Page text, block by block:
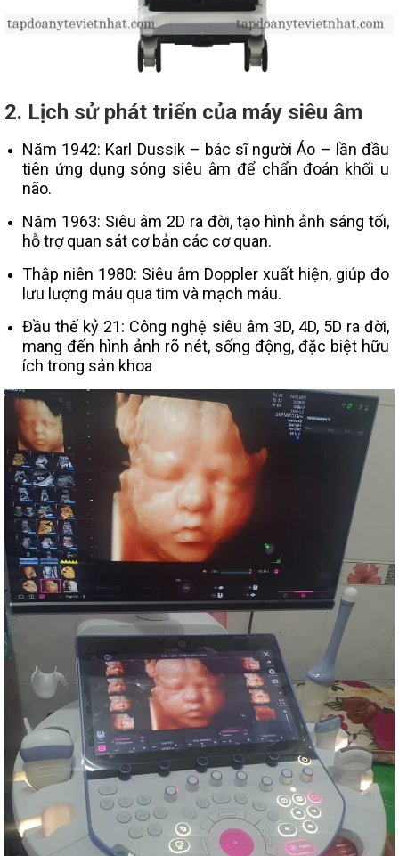
2. Lịch sử phát triển của máy siêu âm
Năm 1942: Karl Dussik – bác sĩ người Áo – lần đầu
tiên ứng dụng sóng siêu âm để chẩn đoán khối u
não.
Năm 1963: Siêu âm 2D ra đời, tạo hình ảnh sáng tối,
hỗ trợ quan sát cơ bản các cơ quan.
Thập niên 1980: Siêu âm Doppler xuất hiện, giúp đo
lưu lượng máu qua tim và mạch máu.
Đầu thế kỷ 21: Công nghệ siêu âm 3D, 4D, 5D ra đời,
mang đến hình ảnh rõ nét, sống động, đặc biệt hữu
ích trong sản khoa